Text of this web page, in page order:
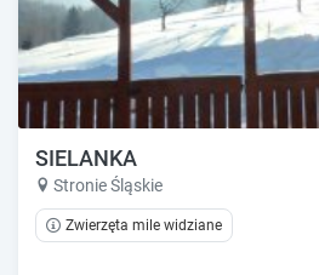
SIELANKA
Stronie Śląskie
Zwierzęta mile widziane